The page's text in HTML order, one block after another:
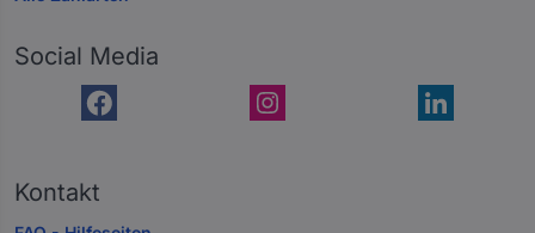
Social Media
Kontakt